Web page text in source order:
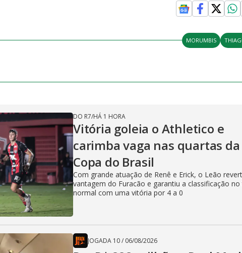
MORUMBIS
DO R7/HÁ 1 HORA
Vitória goleia o Athletico e
carimba vaga nas quartas da
Copa do Brasil
Com grande atuação de Renê e Erick, o Leão
vantagem do Furacão e garantiu a classificação
normal com uma vitória por 4 a 0
JOGADA 10/ 06/08/2026